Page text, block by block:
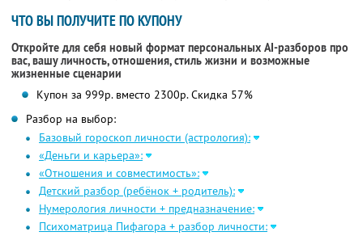
ЧТО ВЫ ПОЛУЧИТЕ ПО КУПОНУ
Откройте для себя новый формат персональных AI-разборов про
вас, вашу личность, отношения, стиль жизни и возможные
жизненные сценарии
Купон за 999р. вместо 2300р. Скидка 57%
Разбор на выбор:
Базовый гороскоп личности (астрология):
«Деньги и карьера»:
«Отношения и совместимость»:
Детский разбор (ребёнок + родитель):
Нумерология личности + предназначение:
Психоматрица Пифагора + разбор личности: